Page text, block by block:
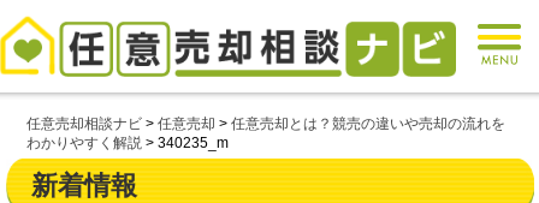
任意売却相談ナビ >任意売却 >任意売却とは？競売の違いや売却の流れを
わかりやすく解説 >340235_m
新着情報